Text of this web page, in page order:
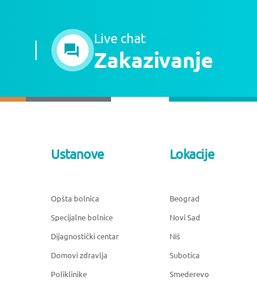
Live chat
Zakazivanje
Ustanove
Opšta bolnica
Specijalne bolnice
Dijagnostički centar
Domovi zdravlja
Poliklinike
Lokacije
Beograd
Novi Sad
Niš
Subotica
Smederevo